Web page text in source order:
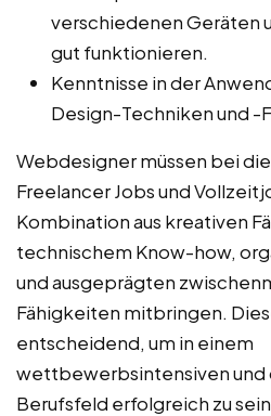
verschiedenen Geräten
gut funktionieren.
Kenntnisse in der
Design-Techniken und -
Webdesigner müssen bei
Freelancer Jobs und
Kombination aus kreativen
technischem Know-how,
und ausgeprägten
Fähigkeiten mitbringen.
entscheidend, um in einem
wettbewerbsintensiven und
Berufsfeld erfolgreich zu